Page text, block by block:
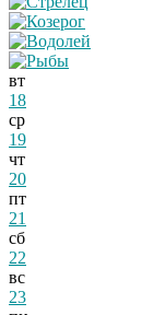
вт
18
ср
19
чт
20
пт
21
сб
22
вс
23